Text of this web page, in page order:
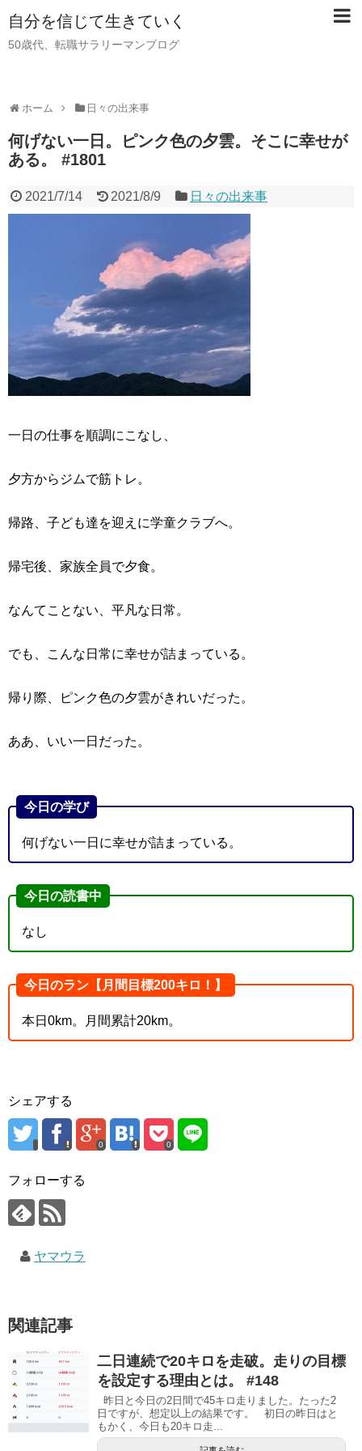
自分を信じて生きていく
50歳代、転職サラリーマンブログ
ホーム 日々の出来事
何げない一日。ピンク色の夕雲。そこに幸せが
ある。 #1801
2021/7/14 2021/8/9 日々の出来事
一日の仕事を順調にこなし、
夕方からジムで筋トレ。
帰路、子ども達を迎えに学童クラブへ。
帰宅後、家族全員で夕食。
なんてことない、平凡な日常。
でも、こんな日常に幸せが詰まっている。
帰り際、ピンク色の夕雲がきれいだった。
ああ、いい一日だった。
今日の学び
何げない一日に幸せが詰まっている。
今日の読書中
なし
今日のラン【月間目標200キロ！】
本日0km。月間累計20km。
シェアする
0 0
フォローする
ヤマウラ
関連記事
二日連続で20キロを走破。走りの目標
を設定する理由とは。 #148
昨日と今日の2日間で45キロ走りました。たった2
日ですが、想定以上の結果です。 初日の昨日はと
もかく、今日も20キロ走...